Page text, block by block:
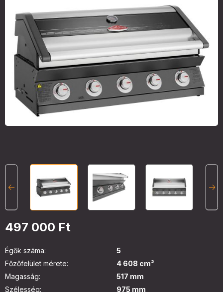
497 000 Ft
Égők száma:
5
Főzőfelület mérete:
4 608 cm²
Magasság:
517 mm
Szélesség:
975 mm